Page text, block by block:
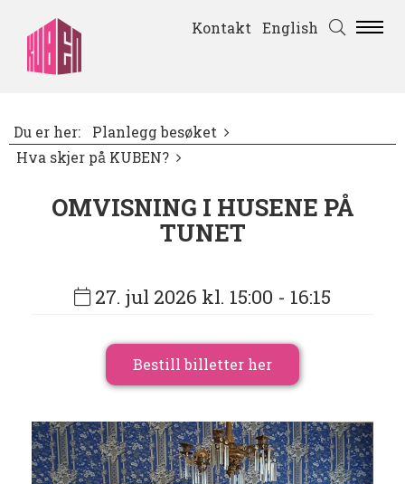
Kontakt English
Du er her:
Planlegg besøket
Hva skjer på KUBEN?
OMVISNING I HUSENE PÅ
TUNET
27. jul 2026 kl. 15:00 - 16:15
Bestill billetter her